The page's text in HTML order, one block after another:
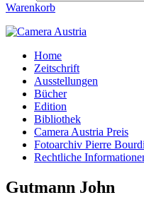
Warenkorb
Home
Zeitschrift
Ausstellungen
Bücher
Edition
Bibliothek
Camera Austria Preis
Fotoarchiv Pierre
Rechtliche
Gutmann John